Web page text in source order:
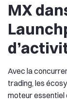
MX
Avec la
trading, les
moteur essentiel